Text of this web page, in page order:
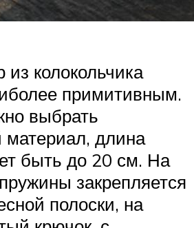
из колокольчика
примитивным.
выбрать
длина
быть до 20 см. На
закрепляется
полоски, на